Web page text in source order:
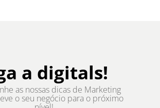
a digitals!
as nossas dicas de Marketing
o seu negócio para o próximo